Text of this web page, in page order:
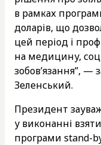
в рамках
доларів, що
цей період і
на медицину,
зобов’язання”,
Зеленський.
Президент
у виконанні
програми stand-